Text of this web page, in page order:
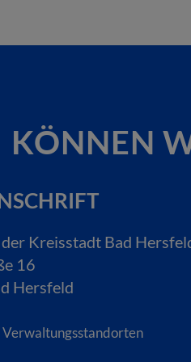
KÖNNEN
Kreisstadt Bad
16
Hersfeld
Verwaltungsstandorten